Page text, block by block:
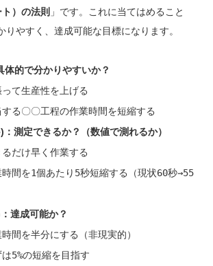
）の法則 」です。これに当てはめること
りやすく、達成可能な目標になります。
的で分かりやすいか？
って生産性を上げる
する〇〇工程の作業時間を短縮する
測定できるか？（数値で測れるか）
るだけ早く作業する
時間を1個あたり5秒短縮する（現状60秒→55
達成可能か？
時間を半分にする
（非現実的）
は5%の短縮を目指す